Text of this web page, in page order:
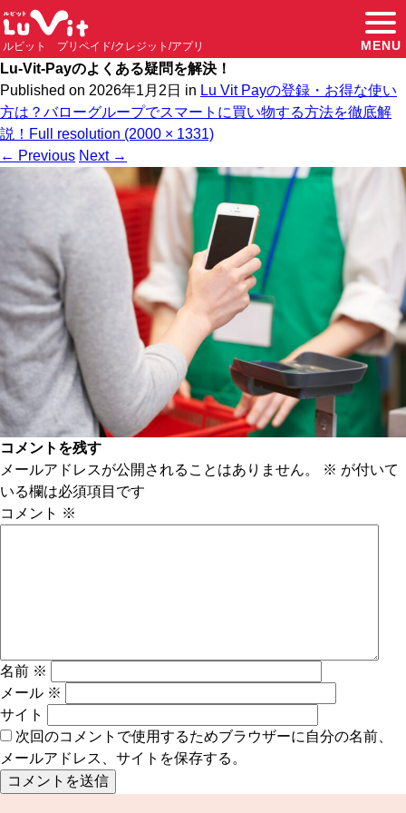
ルビット プリペイド/クレジット/アプリ MENU
Lu-Vit-Payのよくある疑問を解決！
Published on 2026年1月2日 in Lu Vit Payの登録・お得な使い
方は？バローグループでスマートに買い物する方法を徹底解
説！ Full resolution (2000 × 1331)
← Previous Next →
コメントを残す
メールアドレスが公開されることはありません。
※ が付いて
いる欄は必須項目です
コメント ※
名前 ※
メール ※
サイト
次回のコメントで使用するためブラウザーに自分の名前、
メールアドレス、サイトを保存する。